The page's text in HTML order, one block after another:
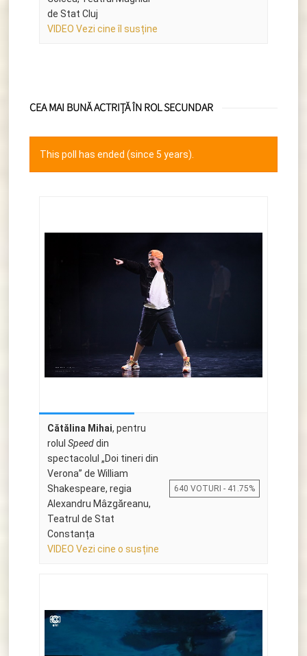
de Stat Cluj
VIDEO Vezi cine îl susține
CEA MAI BUNĂ ACTRIȚĂ ÎN ROL SECUNDAR
This poll has ended (since 5 years).
Cătălina Mihai, pentru
rolul Speeddin
spectacolul „Doi tineri din
Verona” de William
Shakespeare, regia
Alexandru Mâzgăreanu,
Teatrul de Stat
Constanța
VIDEO Vezi cine o susține
640 VOTURI - 41.75%